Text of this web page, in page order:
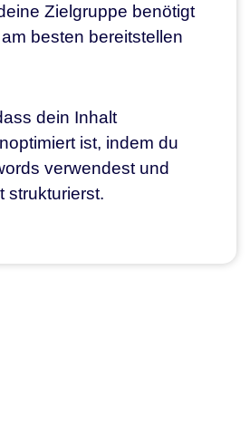
Zielgruppe benötigt
besten bereitstellen
dein Inhalt
ist, indem du
verwendest und
strukturierst.